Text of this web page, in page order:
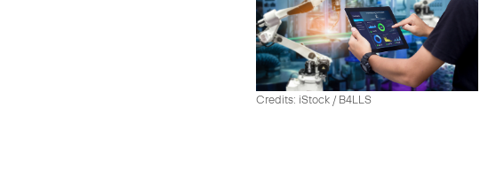
Credits: iStock / B4LLS